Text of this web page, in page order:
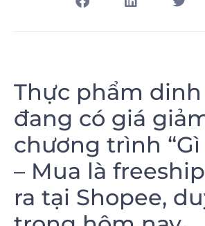
Thực phẩm
đang có giá
chương trình
– Mua là
ra tại Shopee,